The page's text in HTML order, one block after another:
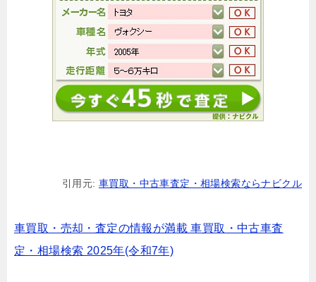
引用元: 車買取・中古車査定・相場検索ならナビクル
車買取・売却・査定の情報が満載 車買取・中古車査
定・相場検索 2025年(令和7年)